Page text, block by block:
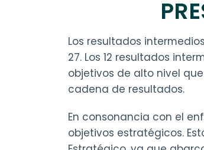
Los resultados
27. Los 12 resultados
objetivos de alto nivel
cadena de resultados.
En consonancia con el
objetivos estratégicos.